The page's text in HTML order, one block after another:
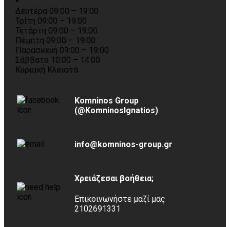
Δευτέρα 09:00 – 19:00
Τρίτη 09:00 – 19:00
Τετάρτη 09:00 – 19:00
Πέμπτη 09:00 – 19:00
Παρασκευή 09:00 – 19:00
Σάββατο 10:00 – 14:00
Κυριακή Κλειστά
Komninos Group
(@KomninosIgnatios)
info@komninos-group.gr
Χρειάζεσαι βοήθεια;
Επικοινωνήστε μαζί μας
2102691331